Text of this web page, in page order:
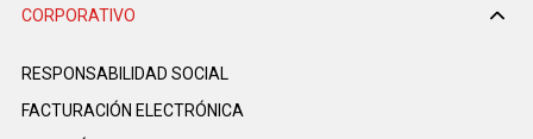
CORPORATIVO
RESPONSABILIDAD SOCIAL
FACTURACIÓN ELECTRÓNICA